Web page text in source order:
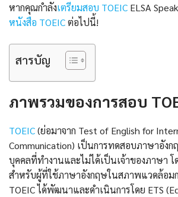
หากคุณกำลังเตรียมสอบ TOEIC ELSA
หนังสือ TOEICต่อไปนี้!
สารบัญ
ภาพรวมของการสอบ
TOEIC(ย่อมาจาก Test of English for
Communication) เป็นการทดสอบภาษาอังก
บุคคลที่ทำงานและไม่ได้เป็นเจ้าของภาษา โ
สำหรับผู้ที่ใช้ภาษาอังกฤษในสภาพแวดล้อม
TOEIC ได้พัฒนาและดำเนินการโดย ETS